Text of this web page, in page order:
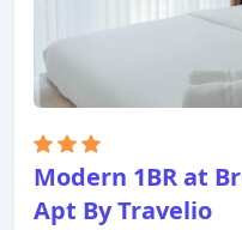
Modern 1BR at
Apt By Travelio